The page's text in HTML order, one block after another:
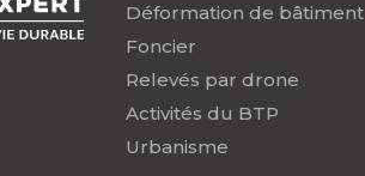
Déformation de bâtiment
Foncier
Relevés par drone
Activités du BTP
Urbanisme